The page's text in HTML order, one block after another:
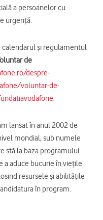
a persoanelor cu
urgență.
și regulamentul
de
despre-
voluntar-de-
.
lansat în anul 2002 de
mondial, sub numele
stă la baza programului
a aduce bucurie în viețile
resursele și abilitățile
în program.